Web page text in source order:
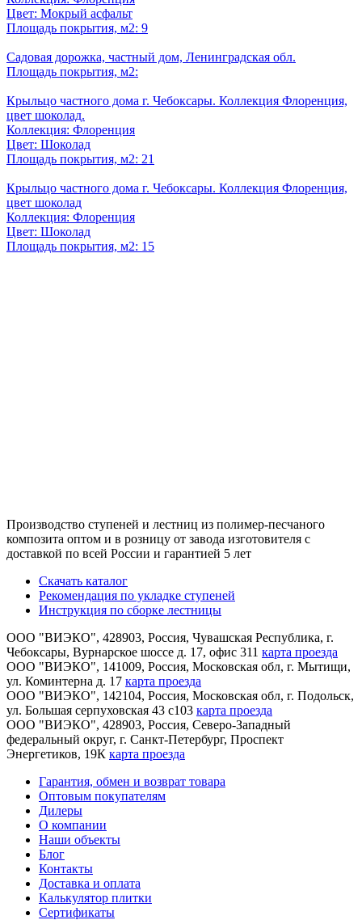
Цвет: Мокрый асфальт
Площадь покрытия, м2: 9
Садовая дорожка, частный дом, Ленинградская обл.
Площадь покрытия, м2:
Крыльцо частного дома г. Чебоксары. Коллекция Флоренция,
цвет шоколад.
Коллекция: Флоренция
Цвет: Шоколад
Площадь покрытия, м2: 21
Крыльцо частного дома г. Чебоксары. Коллекция Флоренция,
цвет шоколад
Коллекция: Флоренция
Цвет: Шоколад
Площадь покрытия, м2: 15
Производство ступеней и лестниц из полимер-песчаного
композита оптом и в розницу от завода изготовителя с
доставкой по всей России и гарантией 5 лет
Скачать каталог
Рекомендация по укладке ступеней
Инструкция по сборке лестницы
ООО "ВИЭКО", 428903, Россия, Чувашская Республика, г.
Чебоксары, Вурнарское шоссе д. 17, офис 311 карта проезда
ООО "ВИЭКО", 141009, Россия, Московская обл, г. Мытищи,
ул. Коминтерна д. 17 карта проезда
ООО "ВИЭКО", 142104, Россия, Московская обл, г. Подольск,
ул. Большая серпуховская 43 с103 карта проезда
ООО "ВИЭКО", 428903, Россия, Северо-Западный
федеральный округ, г. Санкт-Петербург, Проспект
Энергетиков, 19К карта проезда
Гарантия, обмен и возврат товара
Оптовым покупателям
Дилеры
О компании
Наши объекты
Блог
Контакты
Доставка и оплата
Калькулятор плитки
Сертификаты